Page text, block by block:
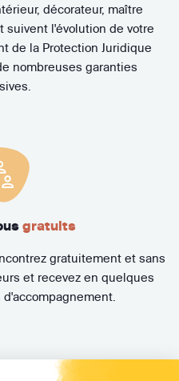
décorateur, maître
l'évolution de votre
de la Protection Juridique
nombreuses garanties
gratuits
gratuitement et sans
et recevez en quelques